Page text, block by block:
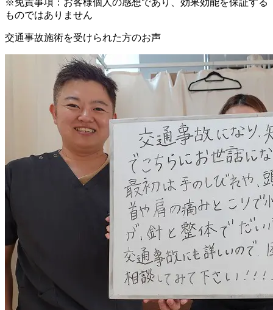
※免責事項：お客様個人の感想であり、効果効能を保証する
ものではありません
交通事故施術を受けられた方のお声